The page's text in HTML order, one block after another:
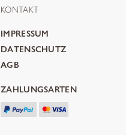
KONTAKT
IMPRESSUM
DATENSCHUTZ
AGB
ZAHLUNGSARTEN